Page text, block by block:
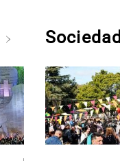
Sociedad